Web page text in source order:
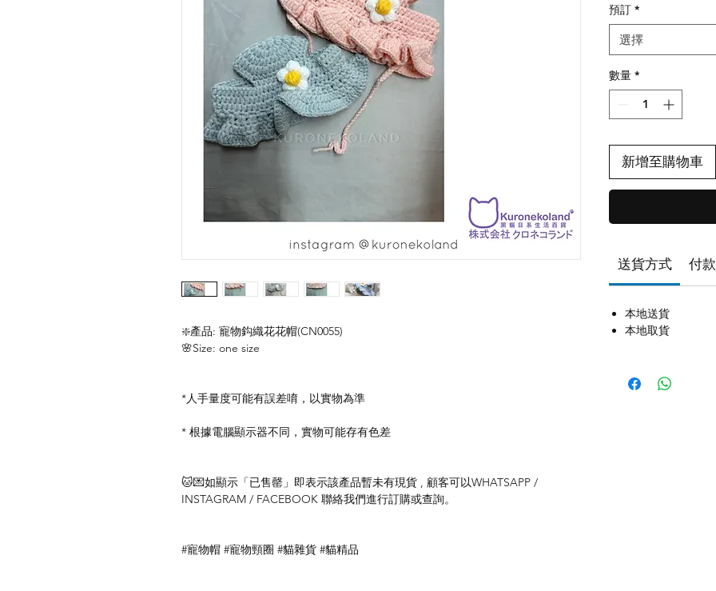
❇️產品: 寵物鈎織花花帽(CN0055)
🌸Size: one size
*人手量度可能有誤差唷，以實物為準
* 根據電腦顯示器不同，實物可能存有色差
🐱💌如顯示「已售罄」即表示該產品暫未有現貨 , 顧客可以WHATSAPP /
INSTAGRAM / FACEBOOK 聯絡我們進行訂購或查詢。
#寵物帽 #寵物頸圈 #貓雜貨 #貓精品
預訂 *
選擇
數量 *
新增至購物車
送貨方式 付
本地送貨
本地取貨